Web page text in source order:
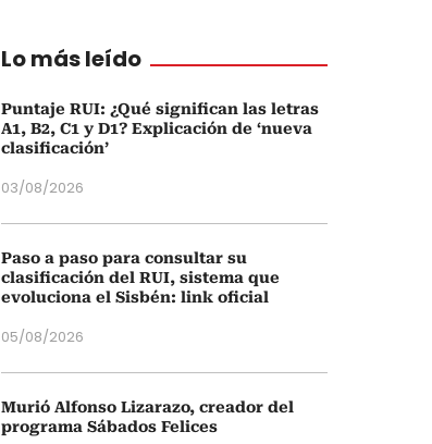
Lo más leído
Puntaje RUI: ¿Qué significan las letras
A1, B2, C1 y D1? Explicación de ‘nueva
clasificación’
03/08/2026
Paso a paso para consultar su
clasificación del RUI, sistema que
evoluciona el Sisbén: link oficial
05/08/2026
Murió Alfonso Lizarazo, creador del
programa Sábados Felices